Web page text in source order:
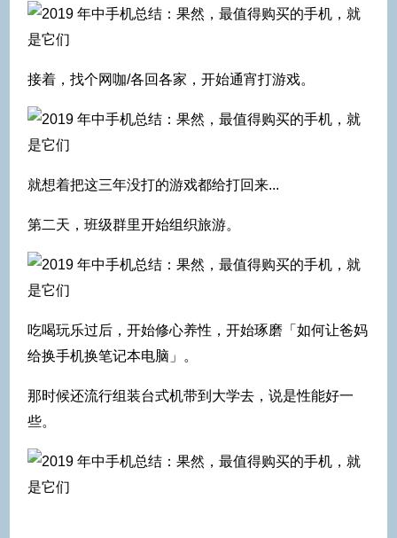
接着，找个网咖/各回各家，开始通宵打游戏。
就想着把这三年没打的游戏都给打回来...
第二天，班级群里开始组织旅游。
吃喝玩乐过后，开始修心养性，开始琢磨「如何让爸妈
给换手机换笔记本电脑」。
那时候还流行组装台式机带到大学去，说是性能好一
些。